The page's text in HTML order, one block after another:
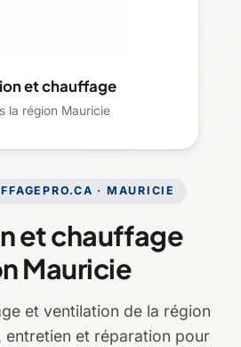
· MAURICIE
et chauffage
Mauricie
et ventilation de la région
entretien et réparation pour
et chauffage
la région Mauricie